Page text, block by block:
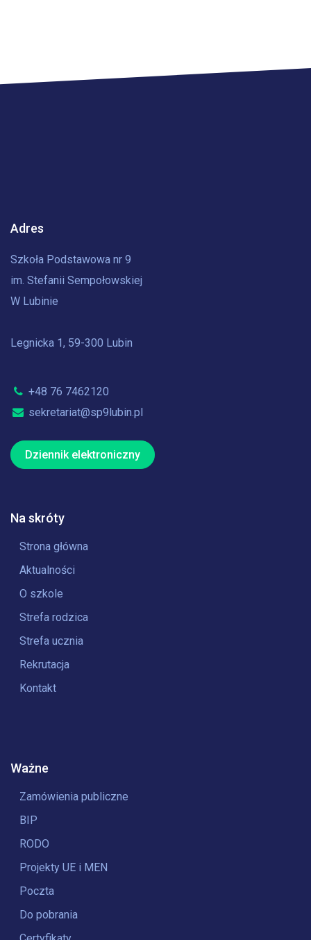
Adres
Szkoła Podstawowa nr 9
im. Stefanii Sempołowskiej
W Lubinie
Legnicka 1, 59-300 Lubin
+48 76 7462120
sekretariat@sp9lubin.pl
Dziennik elektroniczny
Na skróty
Strona główna
Aktualności
O szkole
Strefa rodzica
Strefa ucznia
Rekrutacja
Kontakt
Ważne
Zamówienia publiczne
BIP
RODO
Projekty UE i MEN
Poczta
Do pobrania